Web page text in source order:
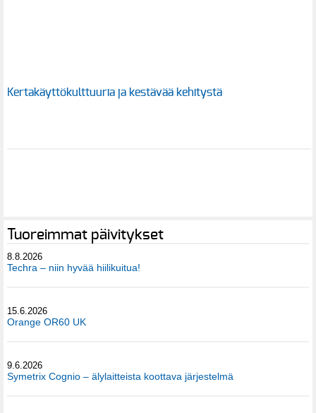
Kertakäyttökulttuuria ja kestävää kehitystä
Tuoreimmat päivitykset
8.8.2026
Techra – niin hyvää hiilikuitua!
15.6.2026
Orange OR60 UK
9.6.2026
Symetrix Cognio – älylaitteista koottava järjestelmä